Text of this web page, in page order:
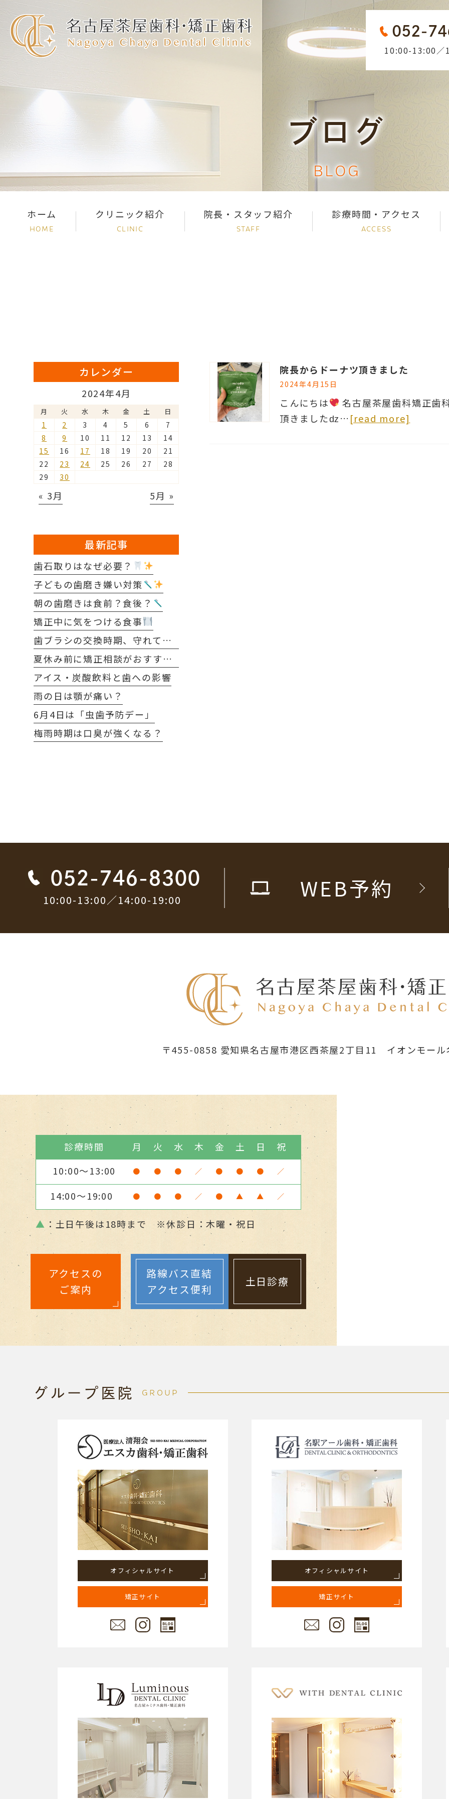
052-
10:00-13:00／
ブログ
BLOG
ホーム
HOME
クリニック紹介
CLINIC
院長・スタッフ紹介
STAFF
診療時間・アクセス
ACCESS
院長からドーナツ頂きました
2024年4月15日
こんにちは 名古屋茶屋歯科矯正歯
頂きましたǳ… [read more]
カレンダー
2024年4月
月 火 水 木 金 土 日
1 2 3 4 5 6
7
8
9 10 11 12 13
14
15
16 17 18 19 20
21
22
23 24 25 26 27
28
29
30
« 3月 5月 »
最新記事
歯石取りはなぜ必要？
子どもの歯磨き嫌い対策
朝の歯磨きは食前？食後？
矯正中に気をつける食事
歯ブラシの交換時期、守れていますか？
夏休み前に矯正相談がおすすめな理由
アイス・炭酸飲料と歯への影響
雨の日は顎が痛い？
6月4日は「虫歯予防デー」
梅雨時期は口臭が強くなる？
052-746-8300
10:00-13:00／14:00-19:00 WEB予約
〒455-0858 愛知県名古屋市港区西茶屋2丁目11 イオンモール
診療時間 月 火 水 木 金 土 日
祝
10:00～13:00
● ● ● ／ ● ● ● ／
14:00～19:00 ● ● ● ／ ● ▲ ▲ ／
▲ ：土日午後は18時まで ※休診日：木曜・祝日
アクセスの
ご案内
路線バス直結
アクセス便利
土日診療
グループ医院 GROUP
オフィシャルサイト
矯正サイト
オフィシャルサイト
矯正サイト